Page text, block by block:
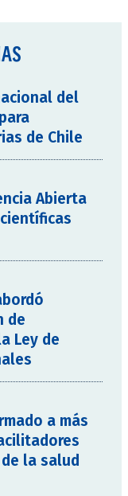
del
de Chile
Abierta
de
Ley de
a más
la salud